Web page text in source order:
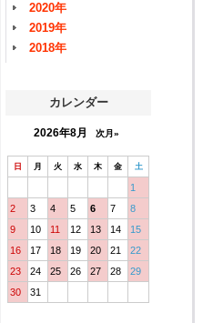
2020年
2019年
2018年
カレンダー
2026年8月 次月»
日 月 火 水 木 金 土
1
2
3 4 5 6 7
8
9
10 11 12 13 14
15
16
17 18 19 20 21
22
23
24 25 26 27 28
29
30
31